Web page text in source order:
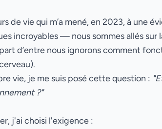
de vie qui m’a mené, en 2023, à une
incroyables — nous sommes allés sur
d’entre nous ignorons comment
vie, je me suis posé cette question :
?"
j'ai choisi l'exigence :